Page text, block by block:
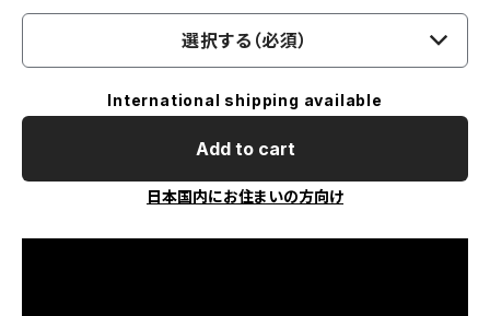
選択する（必須）
International shipping available
Add to cart
日本国内にお住まいの方向け